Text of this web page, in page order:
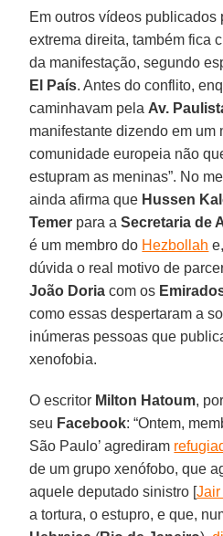
Em outros vídeos publicados
extrema direita, também fica
da manifestação, segundo
El País. Antes do conflito,
caminhavam pela Av.
manifestante dizendo em um
comunidade europeia não
estupram as meninas”. No
ainda afirma que Hussen
Temer para aSecretaria de
é um membro do Hezbollah
dúvida o real motivo de
João Doria com os
como essas despertaram a
inúmeras pessoas que
xenofobia.
O escritor Milton Hatoum,
seu Facebook: “Ontem,
São Paulo’ agrediram
de um grupo xenófobo, que
aquele deputado sinistro [
a tortura, o estupro, e que,